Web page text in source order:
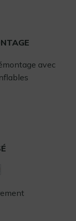
avec